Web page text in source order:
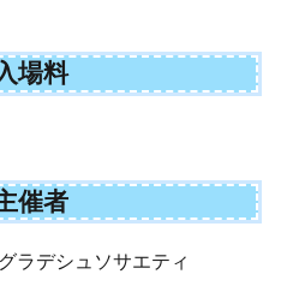
場料
催者
ラデシュソサエティ